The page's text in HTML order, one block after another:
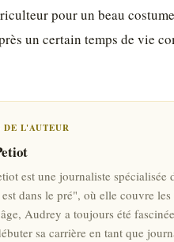
pour un beau
un certain temps de vie
DE L'AUTEUR
est une journaliste
dans le pré", où elle couvre
Audrey a toujours été
sa carrière en tant que